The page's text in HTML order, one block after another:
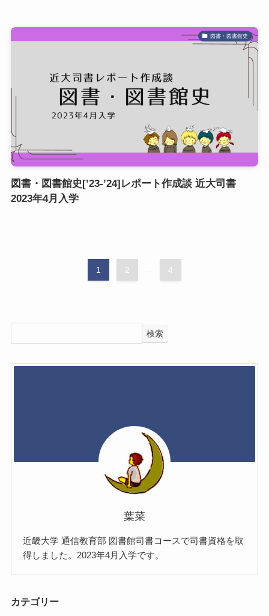
図書・図書館史
図書・図書館史[’23-’24]レポート作成談 近大司書
2023年4月入学
1 2 4
検索
葉菜
近畿大学 通信教育部 図書館司書コースで司書資格を取
得しました。2023年4月入学です。
カテゴリー